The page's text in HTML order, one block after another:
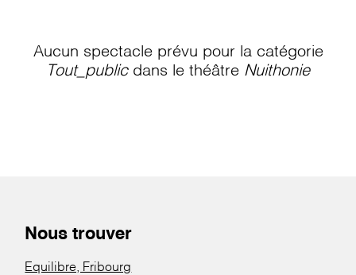
Aucun spectacle prévu pour la catégorie
Tout_publicdans le théâtre Nuithonie
Nous trouver
Equilibre, Fribourg